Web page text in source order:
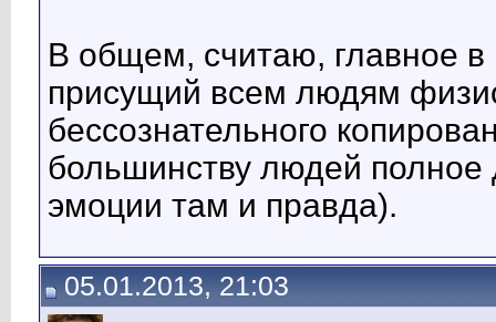
В общем, считаю, главное в
присущий всем людям
бессознательного
большинству людей
эмоции там и правда).
05.01.2013, 21:03